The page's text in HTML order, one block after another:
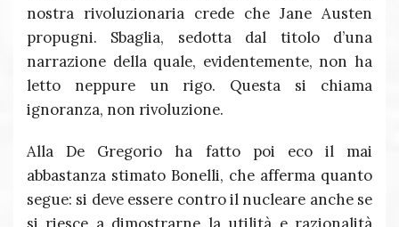
nostra rivoluzionaria crede che Jane Austen
propugni. Sbaglia, sedotta dal titolo d’una
narrazione della quale, evidentemente, non ha
letto neppure un rigo. Questa si chiama
ignoranza, non rivoluzione.
Alla De Gregorio ha fatto poi eco il mai
abbastanza stimato Bonelli, che afferma quanto
segue: si deve essere contro il nucleare anche se